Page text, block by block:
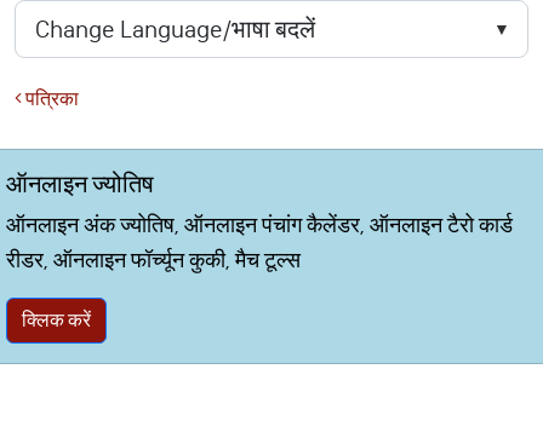
पत्रिका
ऑनलाइन ज्योतिष
ऑनलाइन अंक ज्योतिष, ऑनलाइन पंचांग कैलेंडर, ऑनलाइन टैरो कार्ड
रीडर, ऑनलाइन फॉर्च्यून कुकी, मैच टूल्स
क्लिक करें